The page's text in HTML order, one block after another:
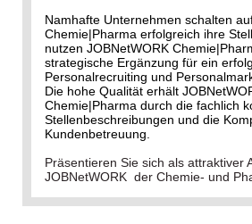
Namhafte Unternehmen schalten
Chemie|Pharma erfolgreich ihre
nutzen JOBNetWORK
strategische Ergänzung für ein
Personalrecruiting und
Die hohe Qualität erhält
Chemie|Pharma durch die fachlich
Stellenbeschreibungen und die
Kundenbetreuung.
Präsentieren Sie sich als attraktiver
JOBNetWORK der Chemie- und